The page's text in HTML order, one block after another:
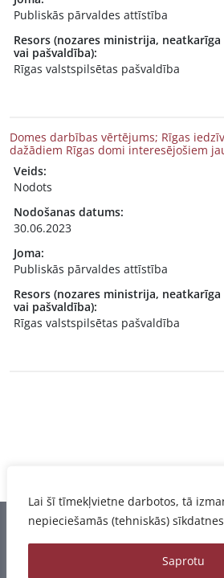
Lai šī tīmekļvietne darbotos, tā
nepieciešamās (tehniskās)
Saprotu
Publiskās pārvaldes attīstība
Resors (nozares ministrija,
vai pašvaldība):
Rīgas valstspilsētas pašvaldība
Domes darbības vērtējums; Rīgas
dažādiem Rīgas domi interesējošiem
Veids:
Nodots
Nodošanas datums:
30.06.2023
Joma:
Publiskās pārvaldes attīstība
Resors (nozares ministrija,
vai pašvaldība):
Rīgas valstspilsētas pašvaldība
Informācija pēdējo reizi atjaunota